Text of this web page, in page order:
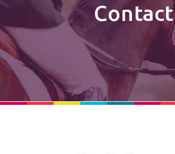
Contact